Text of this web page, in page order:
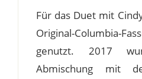
Für das Duet mit
Original-Columbia-
genutzt. 2017
Abmischung mit